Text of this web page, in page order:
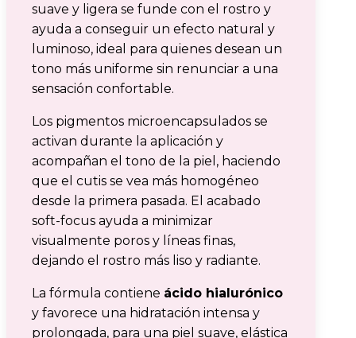
suave y ligera se funde con el rostro y
ayuda a conseguir un efecto natural y
luminoso, ideal para quienes desean un
tono más uniforme sin renunciar a una
sensación confortable.
Los pigmentos microencapsulados se
activan durante la aplicación y
acompañan el tono de la piel, haciendo
que el cutis se vea más homogéneo
desde la primera pasada. El acabado
soft-focus ayuda a minimizar
visualmente poros y líneas finas,
dejando el rostro más liso y radiante.
La fórmula contiene ácido hialurónico
y favorece una hidratación intensa y
prolongada, para una piel suave, elástica